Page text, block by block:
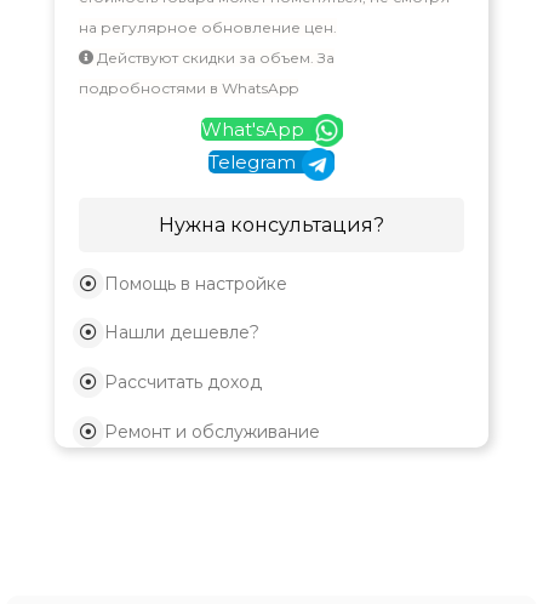
на регулярное обновление цен.
Действуют скидки за объем. За
подробностями в WhatsApp
What'sApp
Telegram
Нужна консультация?
Помощь в настройке
Нашли дешевле?
Рассчитать доход
Ремонт и обслуживание